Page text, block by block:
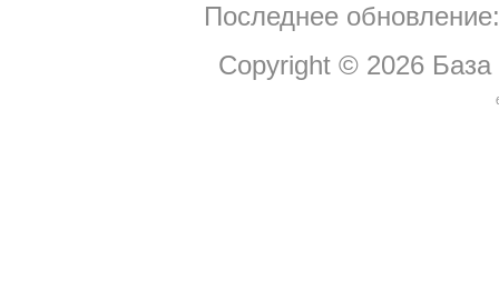
Последнее
Copyright © 2026 База